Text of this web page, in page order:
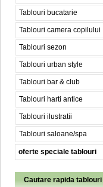
Tablouri bucatarie
Tablouri camera copilului
Tablouri sezon
Tablouri urban style
Tablouri bar & club
Tablouri harti antice
Tablouri ilustratii
Tablouri saloane/spa
oferte speciale tablouri
Cautare rapida tablouri